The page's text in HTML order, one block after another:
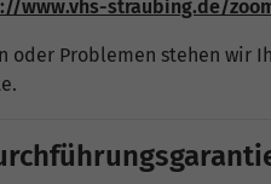
www.vhs-straubing.de/
oder Problemen stehen wir